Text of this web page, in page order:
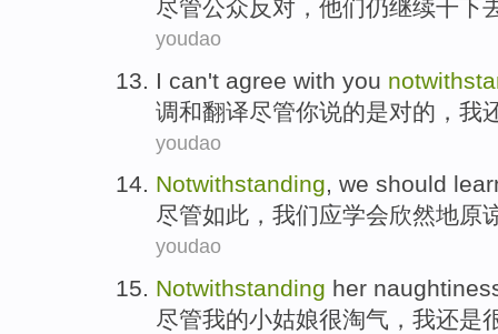
尽管公众反对 ， 他们仍继续干下
youdao
I can't agree with you
调和翻译尽管你说的是对的， 我
youdao
Notwithstanding, we should
尽管如此 ， 我们应学会欣然地原
youdao
Notwithstanding her
尽管我的小姑娘很淘气 ， 我还是